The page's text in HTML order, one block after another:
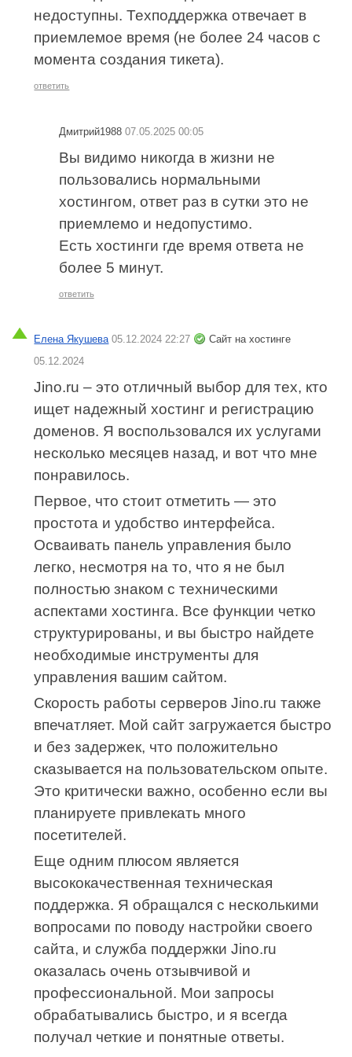
недоступны. Техподдержка отвечает в
приемлемое время (не более 24 часов с
момента создания тикета).
ответить
Дмитрий1988 07.05.2025 00:05
Вы видимо никогда в жизни не
пользовались нормальными
хостингом, ответ раз в сутки это не
приемлемо и недопустимо.
Есть хостинги где время ответа не
более 5 минут.
ответить
Елена Якушева 05.12.2024 22:27
Сайт на хостинге
05.12.2024
Jino.ru – это отличный выбор для тех, кто
ищет надежный хостинг и регистрацию
доменов. Я воспользовался их услугами
несколько месяцев назад, и вот что мне
понравилось.
Первое, что стоит отметить — это
простота и удобство интерфейса.
Осваивать панель управления было
легко, несмотря на то, что я не был
полностью знаком с техническими
аспектами хостинга. Все функции четко
структурированы, и вы быстро найдете
необходимые инструменты для
управления вашим сайтом.
Скорость работы серверов Jino.ru также
впечатляет. Мой сайт загружается быстро
и без задержек, что положительно
сказывается на пользовательском опыте.
Это критически важно, особенно если вы
планируете привлекать много
посетителей.
Еще одним плюсом является
высококачественная техническая
поддержка. Я обращался с несколькими
вопросами по поводу настройки своего
сайта, и служба поддержки Jino.ru
оказалась очень отзывчивой и
профессиональной. Мои запросы
обрабатывались быстро, и я всегда
получал четкие и понятные ответы.